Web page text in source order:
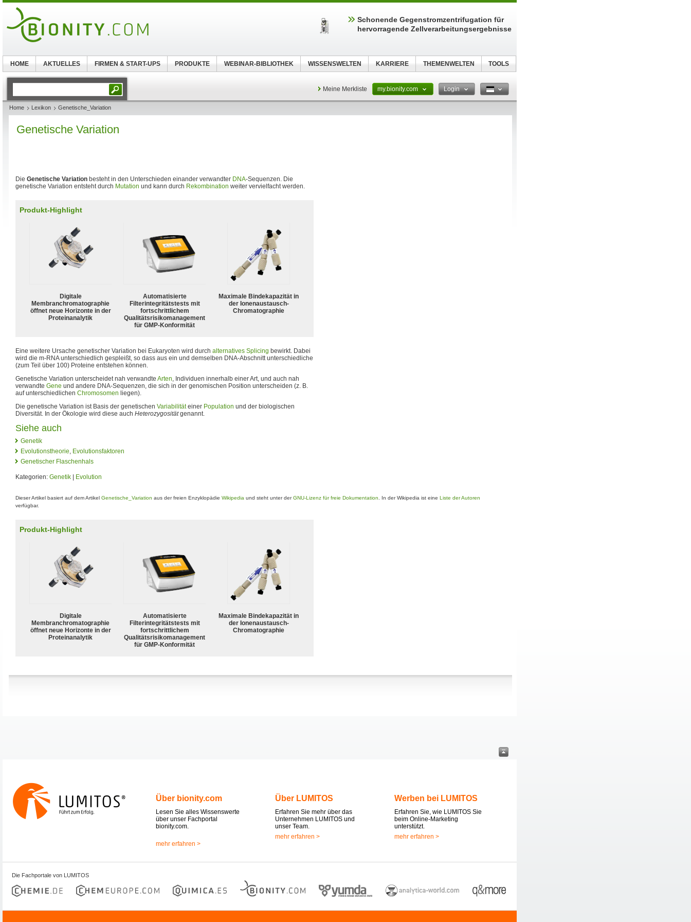
Meine Merkliste my.bionity.com Login
Home Lexikon Genetische_Variation
Genetische Variation
Die Genetische Variation besteht in den Unterschieden einander verwandter DNA-Sequenzen. Die
genetische Variation entsteht durch Mutation und kann durch Rekombination weiter vervielfacht werden.
Produkt-Highlight
Digitale
Membranchromatographie
öffnet neue Horizonte in der
Proteinanalytik
Automatisierte
Filterintegritätstests mit
fortschrittlichem
Qualitätsrisikomanagement
für GMP-Konformität
Maximale Bindekapazität in
der Ionenaustausch-
Chromatographie
Eine weitere Ursache genetischer Variation bei Eukaryoten wird durch alternatives Splicing bewirkt. Dabei
wird die m-RNA unterschiedlich gespleißt, so dass aus ein und demselben DNA-Abschnitt unterschiedliche
(zum Teil über 100) Proteine entstehen können.
Genetische Variation unterscheidet nah verwandte Arten, Individuen innerhalb einer Art, und auch nah
verwandte Gene und andere DNA-Sequenzen, die sich in der genomischen Position unterscheiden (z. B.
auf unterschiedlichen Chromosomen liegen).
Die genetische Variation ist Basis der genetischen Variabilitäteiner Population und der biologischen
Diversität. In der Ökologie wird diese auch Heterozygositätgenannt.
Siehe auch
Genetik
Evolutionstheorie, Evolutionsfaktoren
Genetischer Flaschenhals
Kategorien: Genetik Evolution
Dieser Artikel basiert auf dem Artikel Genetische_Variation aus der freien Enzyklopädie Wikipedia und steht unter derGNU-Lizenz für freie Dokumentation . In der Wikipedia ist eine Liste der Autoren
verfügbar.
Produkt-Highlight
Digitale
Membranchromatographie
öffnet neue Horizonte in der
Proteinanalytik
Automatisierte
Filterintegritätstests mit
fortschrittlichem
Qualitätsrisikomanagement
für GMP-Konformität
Maximale Bindekapazität in
der Ionenaustausch-
Chromatographie
Über bionity.com
Lesen Sie alles Wissenswerte
über unser Fachportal
bionity.com.
mehr erfahren >
Über LUMITOS
Erfahren Sie mehr über das
Unternehmen LUMITOS und
unser Team.
mehr erfahren >
Werben bei LUMITOS
Erfahren Sie, wie LUMITOS Sie
beim Online-Marketing
unterstützt.
mehr erfahren >
Die Fachportale von LUMITOS
Schonende Gegenstromzentrifugation für
hervorragende Zellverarbeitungsergebnisse
HOME AKTUELLES FIRMEN & START-UPS PRODUKTE WEBINAR-BIBLIOTHEK WISSENSWELTEN KARRIERE THEMENWELTEN TOOLS